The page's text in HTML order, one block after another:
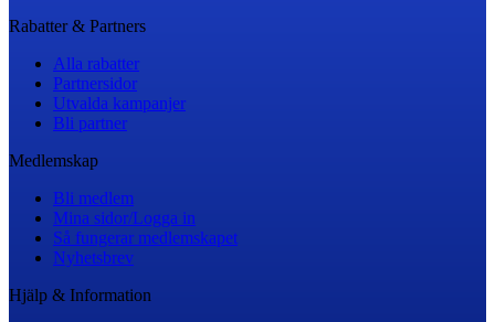
Rabatter & Partners
Alla rabatter
Partnersidor
Utvalda kampanjer
Bli partner
Medlemskap
Bli medlem
Mina sidor/Logga in
Så fungerar medlemskapet
Nyhetsbrev
Hjälp & Information